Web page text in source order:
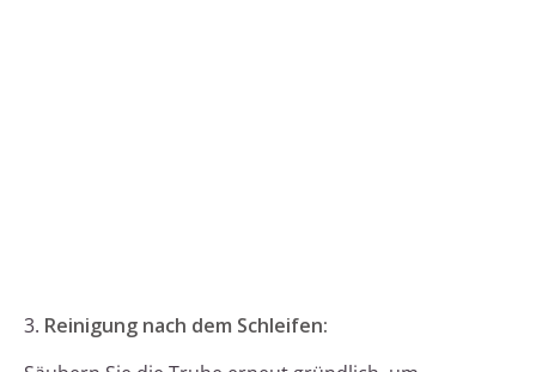
3. Reinigung nach dem Schleifen: